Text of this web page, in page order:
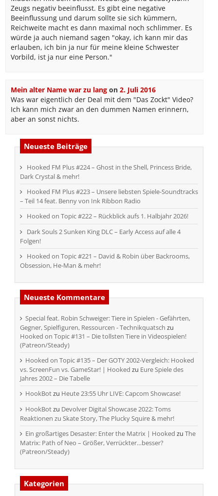
Zeugs negativ beeinflusst. Es gibt eine negative
Beeinflussung und darum sollte sie sich kümmern,
Reichweite macht es dann maximal noch schlimmer. Es
würde ja auch niemand sagen "okay, ich kann mir das
erlauben, ich bin ja nur für meine kleine Schwester
Vorbild, ist ja nur eine Person."
Mein alter Name war zu langon 2. Juli 2016
Was war eigentlich der Deal mit dem "Das Zockt" Video?
Ich kann mich zwar an den dummen Namen erinnern,
aber an sonst nichts.
Neueste Beiträge
Hooked FM Plus #224 – Ghost in the Shell, Princess Bride,
Dark Crystal & mehr!
Hooked FM Plus #223 – Unsere liebsten Spiele-Soundtracks
– Teil 14 feat. Benny von Ink Ribbon Radio
Hooked on Topic #222 – Rückblick aufs 1. Halbjahr 2026!
Dark Souls 2 Sunken King DLC – Early Access auf alle 4
Folgen!
Hooked on Topic #221 – David & Robin über Backrooms,
Obsession, He-Man & mehr!
Neueste Kommentare
Special feat. Robin Schweiger: Tiere in Spielen - Gefährten,
Gegner, Spielfiguren, Ressourcen - Technikquatsch zu
Hooked on Topic #131 – Die tollsten Tiere in Videospielen!
(Patreon/Steady)
Hooked on Topic #135 – Der GOTY 2002-Vergleich: Hooked
vs. ScreenFun vs. GameStar! | Hooked zu Eure Spiele des
Jahres 2002 – Die Tabelle
HookBotzu Heute 23:55 Uhr LIVE: Capcom Showcase!
HookBotzu Devolver Digital Showcase 2022: Toms
Reaktionen zu Skate Story, The Plucky Squire & mehr!
Ein großartiges Desaster: Enter the Matrix | Hooked zu The
Matrix: Path of Neo – Größer, Verrückter…besser?
(Patreon/Steady)
Kategorien